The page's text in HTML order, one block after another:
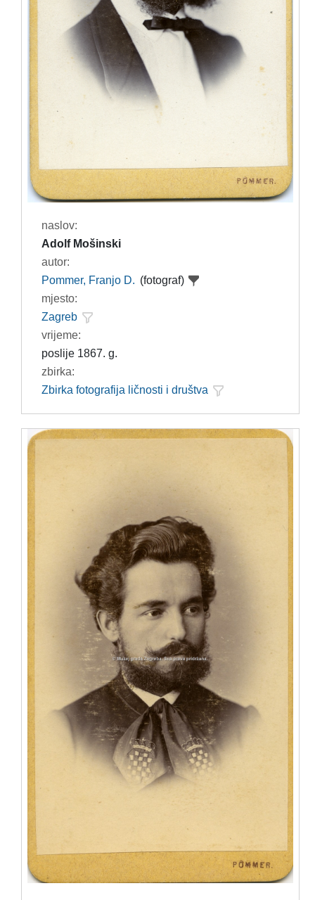
naslov:
Adolf Mošinski
autor:
Pommer, Franjo D. (fotograf)
mjesto:
Zagreb
vrijeme:
poslije 1867. g.
zbirka:
Zbirka fotografija ličnosti i društva